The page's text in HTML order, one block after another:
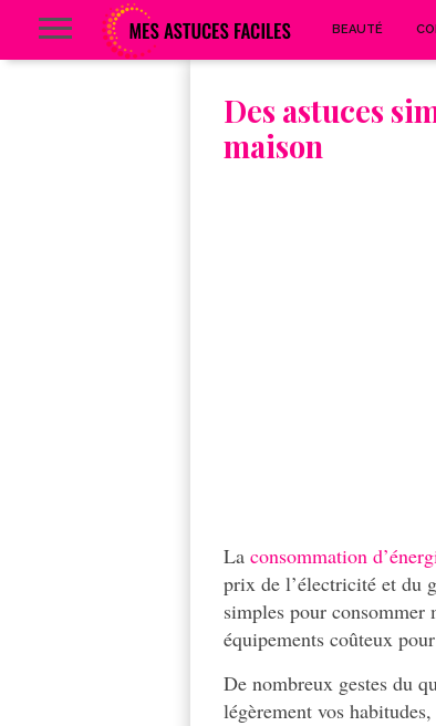
BEAUTÉ
Des astuces
maison
Laconsommation
prix de l’électricité et du
simples pour consommer
équipements coûteux
De nombreux gestes du
légèrement vos